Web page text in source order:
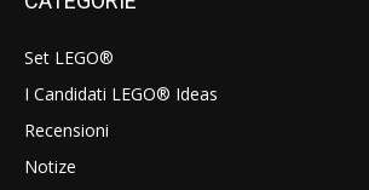
Set LEGO®
I Candidati LEGO® Ideas
Recensioni
Notize